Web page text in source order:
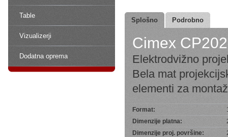
Table
Vizualizerji
Dodatna oprema
Splošno Podrobno
Cimex
Elektrodvižno
Bela mat
elementi za
Format:
Dimenzije platna:
Dimenzije proj. površine: